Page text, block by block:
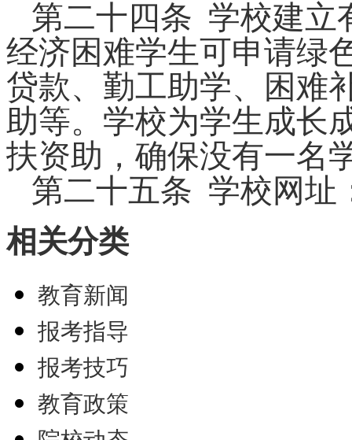
第二十 四条 学校建立
经济困难学生可申请绿
贷款、勤工助学、困难
助等。学校为学生成长
扶资助，确保没有一名
第二十五条 学校网址
相关分类
教育新闻
报考指导
报考技巧
教育政策